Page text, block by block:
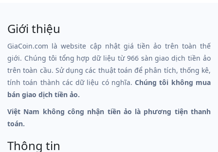
Giới thiệu
GiaCoin.com là website cập nhật giá tiền ảo trên toàn thế
giới. Chúng tôi tổng hợp dữ liệu từ 966 sàn giao dịch tiền ảo
trên toàn cầu. Sử dụng các thuật toán để phân tích, thống kê,
tính toán thành các dữ liệu có nghĩa.Chúng tôi không mua
bán giao dịch tiền ảo.
Việt Nam không công nhận tiền ảo là phương tiện thanh
toán.
Thông tin